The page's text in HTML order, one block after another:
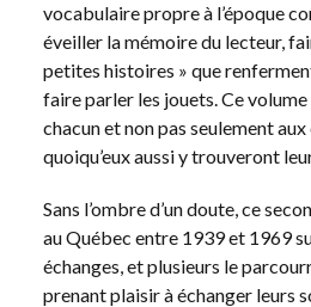
vocabulaire propre à l’époque
éveiller la mémoire du lecteur,
petites histoires » que
faire parler les jouets. Ce volume
chacun et non pas seulement
quoiqu’eux aussi y trouveront
Sans l’ombre d’un doute, ce
au Québec entre 1939 et 1969
échanges, et plusieurs le
prenant plaisir à échanger leurs